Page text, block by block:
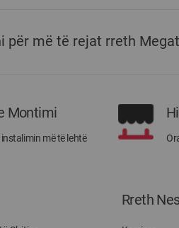
për më të rejat rreth
Montimi
më të lehtë
Rreth